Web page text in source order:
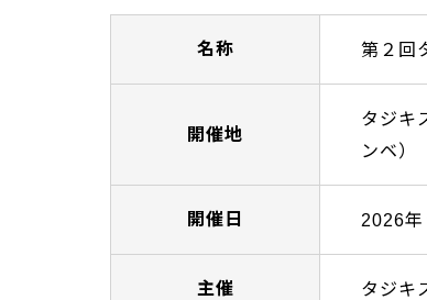
名称 第２回
開催地
タジキ
ンベ）
開催日 2026年
主催 タジキ